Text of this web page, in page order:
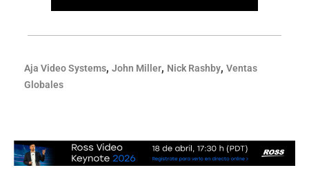
Aja Video Systems, John Miller, Nick Rashby, Ventas
Globales